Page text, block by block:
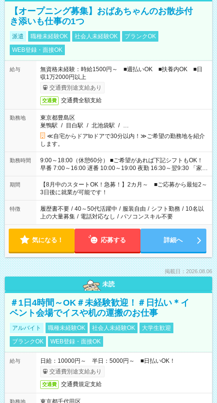
【オープニング募集】おばあちゃんのお散歩付
き添いも仕事の1つ
派遣 職種未経験OK 社会人未経験OK
ブランクOK
WEB登録・面接OK
給与
無資格未経験：時給1500円～ ■週払いOK ■扶養内OK ■日
収1万2000円以上
交通費別途支給あり
交通費 交通費全額支給
勤務地
東京都豊島区
巣鴨駅 / 目白駅 / 北池袋駅 / …
≪自宅からドアtoドアで30分以内！≫ご希望の勤務地を紹介
します。
勤務時間
9:00～18:00（休憩60分） ■ご希望があれば下記シフトもOK！
早番 7:00～16:00 遅番 10:00～19:00 夜勤 16:30～翌9:30 「家族
と休みを合わせたい」 「余裕を持って夕飯の準備がしたい」
「できれば残業はしたくない」 など、ご希望を教えてください
ね。 ※Wワーク希望の方へ 今ご覧のお仕事で希望する勤務時間
と、もう1つのお仕事の勤務時間。 合計で週40時間を超える場
合は応募できません。
期間
【8月中のスタートOK！急募！】2カ月～ ■ご応募から最短2～
3日後に就業が可能です！
特徴 履歴書不要 / 40～50代活躍中 / 服装自由 / シフト勤務 / 10名以
上の大量募集 / 電話対応なし / パソコンスキル不要
気になる！ 応募する 詳細へ
掲載日：2026.08.06
未読
＃1日4時間～OK＃未経験歓迎！＃日払い＊イ
ベント会場でイスや机の運搬のお仕事
アルバイト 職種未経験OK 社会人未経験OK
大学生歓迎
ブランクOK
WEB登録・面接OK
給与
日給：10000円～ 半日：5000円～ ■日払いOK！
交通費別途支給あり
交通費 交通費規定支給
勤務地
東京都千代田区